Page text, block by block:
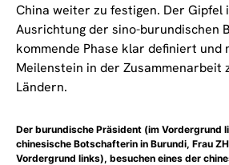
China weiter zu festigen. Der Gipfel
Ausrichtung der sino-burundischen
kommende Phase klar definiert und
Meilenstein in der Zusammenarbeit
Ländern.
Der burundische Präsident (im Vordergrund
chinesische Botschafterin in Burundi, Frau
Vordergrund links), besuchen eines der